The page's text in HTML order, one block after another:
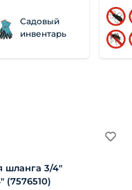
Садовый
инвентарь
шланга 3/4"
(7576510)